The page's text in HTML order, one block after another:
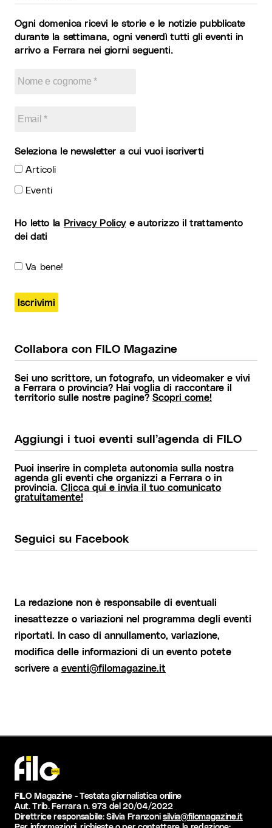
Ogni domenica ricevi le storie e le notizie pubblicate
durante la settimana, ogni venerdì tutti gli eventi in
arrivo a Ferrara nei giorni seguenti.
Seleziona le newsletter a cui vuoi iscriverti
Articoli
Eventi
Ho letto la Privacy Policye autorizzo il trattamento
dei dati
Va bene!
Collabora con FILO Magazine
Sei uno scrittore, un fotografo, un videomaker e vivi
a Ferrara o provincia? Hai voglia di raccontare il
territorio sulle nostre pagine? Scopri come!
Aggiungi i tuoi eventi sull’agenda di FILO
Puoi inserire in completa autonomia sulla nostra
agenda gli eventi che organizzi a Ferrara o in
provincia. Clicca qui e invia il tuo comunicato
gratuitamente!
Seguici su Facebook
La redazione non è responsabile di eventuali
inesattezze o variazioni nel programma degli eventi
riportati. In caso di annullamento, variazione,
modifica delle informazioni di un evento potete
scrivere a eventi@filomagazine.it
FILO Magazine - Testata giornalistica online
Aut. Trib. Ferrara n. 973 del 20/04/2022
Direttrice responsabile: Silvia Franzonisilvia@filomagazine.it